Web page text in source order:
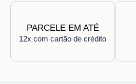
PARCELE EM ATÉ
12x com cartão de crédito